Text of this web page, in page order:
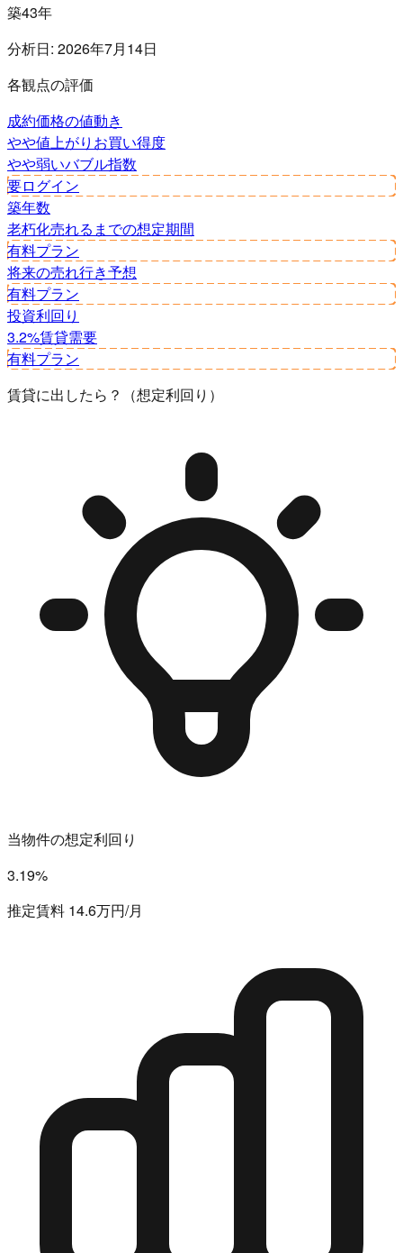
築43年
分析日: 2026年7月14日
各観点の評価
成約価格の値動き
やや値上がり お買い得度
やや弱いバブル指数
要ログイン
築年数
老朽化売れるまでの想定期間
有料プラン
将来の売れ行き予想
有料プラン
投資利回り
3.2%賃貸需要
有料プラン
賃貸に出したら？（想定利回り）
当物件の想定利回り
3.19%
推定賃料 14.6万円/月